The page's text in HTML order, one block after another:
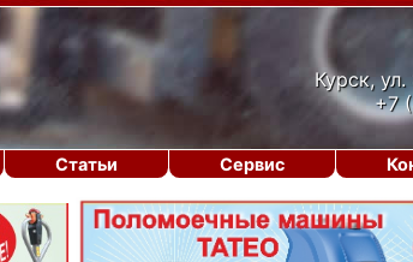
Курск, ул.
+7
Статьи Сервис